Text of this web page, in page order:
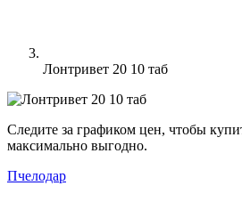
Лонтривет 20 10 таб
Следите за графиком цен, чтобы
максимально выгодно.
Пчелодар